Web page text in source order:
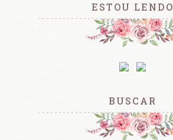
ESTOU LENDO
BUSCAR